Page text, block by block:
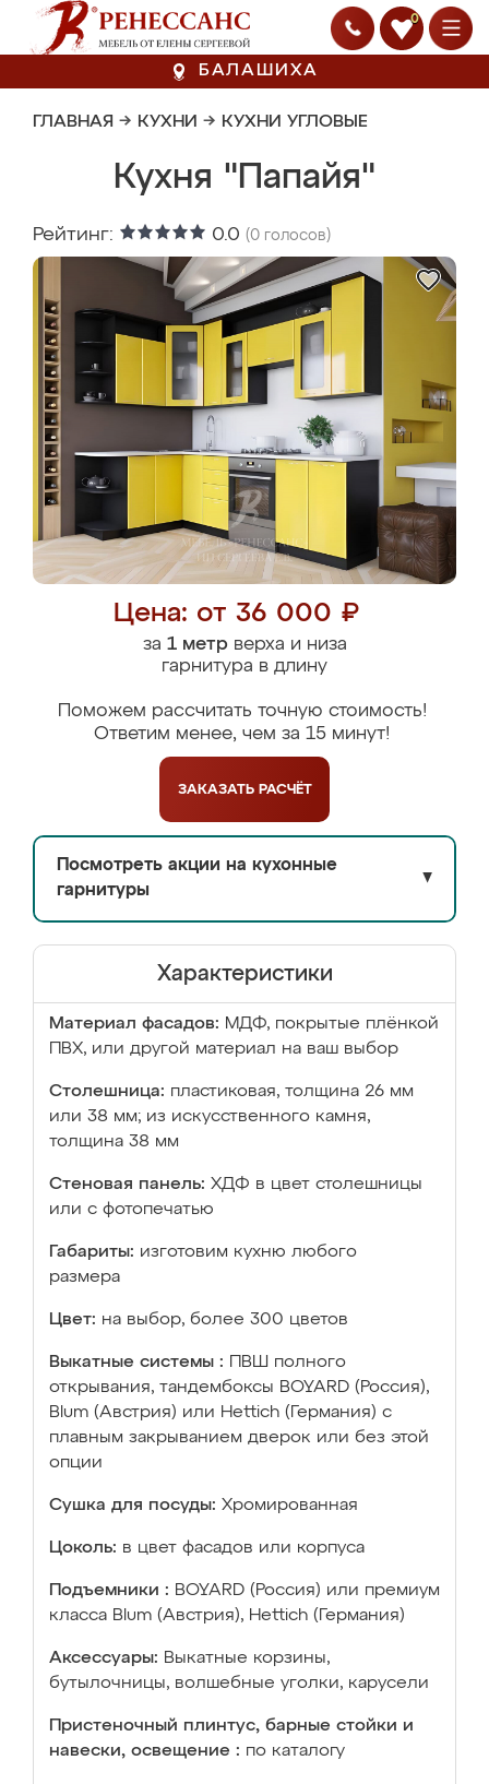
0
БАЛАШИХА
ГЛАВНАЯ → КУХНИ → КУХНИ УГЛОВЫЕ
Кухня "Папайя"
Рейтинг: 0.0 (0 голосов)
Цена: от 36 000 ₽
за 1 метрверха и низа
гарнитура в длину
Поможем рассчитать точную стоимость!
Ответим менее, чем за 15 минут!
ЗАКАЗАТЬ РАСЧЁТ
Посмотреть акции на кухонные
гарнитуры
▼
Характеристики
Материал фасадов: МДФ, покрытые плёнкой
ПВХ, или другой материал на ваш выбор
Столешница: пластиковая, толщина 26 мм
или 38 мм; из искусственного камня,
толщина 38 мм
Стеновая панель: ХДФ в цвет столешницы
или с фотопечатью
Габариты: изготовим кухню любого
размера
Цвет: на выбор, более 300 цветов
Выкатные системы :
ПВШ полного
открывания, тандембоксы BOYARD (Россия),
Blum (Австрия) или Hettich (Германия) с
плавным закрыванием дверок или без этой
опции
Сушка для посуды: Хромированная
Цоколь: в цвет фасадов или корпуса
Подъемники : BOYARD (Россия) или премиум
класса Blum (Австрия), Hettich (Германия)
Аксессуары: Выкатные корзины,
бутылочницы, волшебные уголки, карусели
Пристеночный плинтус, барные стойки и
навески, освещение : по каталогу